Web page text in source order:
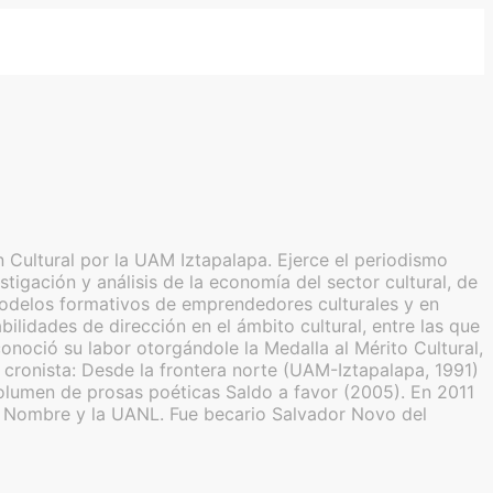
por la UAM Iztapalapa. Ejerce el periodismo
y análisis de la economía del sector cultural, de
formativos de emprendedores culturales y en
de dirección en el ámbito cultural, entre las que
su labor otorgándole la Medalla al Mérito Cultural,
Desde la frontera norte (UAM-Iztapalapa, 1991)
de prosas poéticas Saldo a favor (2005). En 2011
y la UANL. Fue becario Salvador Novo del